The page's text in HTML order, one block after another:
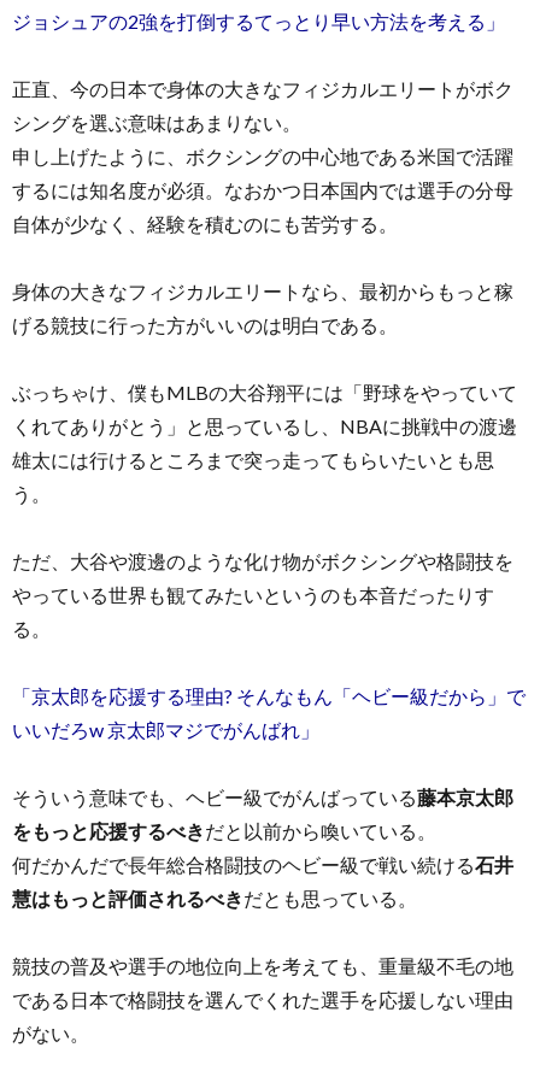
ジョシュアの2強を打倒するてっとり早い方法を考える」
正直、今の日本で身体の大きなフィジカルエリートがボク
シングを選ぶ意味はあまりない。
申し上げたように、ボクシングの中心地である米国で活躍
するには知名度が必須。なおかつ日本国内では選手の分母
自体が少なく、経験を積むのにも苦労する。
身体の大きなフィジカルエリートなら、最初からもっと稼
げる競技に行った方がいいのは明白である。
ぶっちゃけ、僕もMLBの大谷翔平には「野球をやっていて
くれてありがとう」と思っているし、NBAに挑戦中の渡邊
雄太には行けるところまで突っ走ってもらいたいとも思
う。
ただ、大谷や渡邊のような化け物がボクシングや格闘技を
やっている世界も観てみたいというのも本音だったりす
る。
「京太郎を応援する理由? そんなもん「ヘビー級だから」で
いいだろw 京太郎マジでがんばれ」
そういう意味でも、ヘビー級でがんばっている藤本京太郎
をもっと応援するべきだと以前から喚いている。
何だかんだで長年総合格闘技のヘビー級で戦い続ける石井
慧はもっと評価されるべきだとも思っている。
競技の普及や選手の地位向上を考えても、重量級不毛の地
である日本で格闘技を選んでくれた選手を応援しない理由
がない。